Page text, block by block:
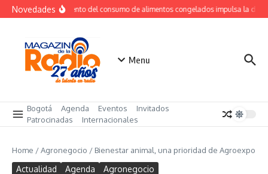
Saltar al contenido
NovedadesCrecimiento del consumo de alimentos congelados impulsa la
Menu
Bogotá Agenda Eventos
Invitados
Patrocinadas
Internacionales
Home /Agronegocio / Bienestar animal, una prioridad de Agroexpo
Actualidad Agenda Agronegocio